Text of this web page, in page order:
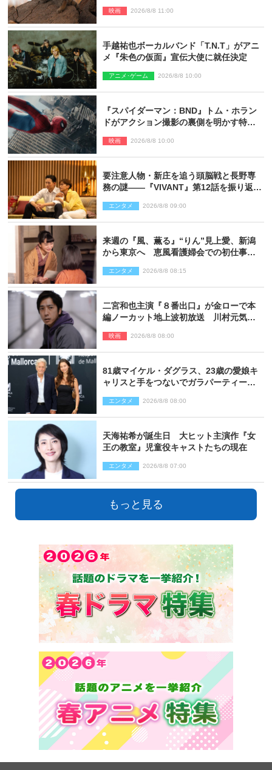
映画 2026/8/8 11:00
手越祐也ボーカルバンド「T.N.T」がアニ
メ『朱色の仮面』宣伝大使に就任決定
アニメ･ゲーム 2026/8/8 10:00
『スパイダーマン：BND』トム・ホラン
ドがアクション撮影の裏側を明かす特別
映画 2026/8/8 10:00
要注意人物・新庄を追う頭脳戦と長野専
務の謎――『VIVANT』第12話を振り返
エンタメ 2026/8/8 09:00
来週の『風、薫る』“りん”見上愛、新潟
から東京へ 恵風看護婦会での初仕事に
エンタメ 2026/8/8 08:15
二宮和也主演『８番出口』が金ローで本
編ノーカット地上波初放送 川村元気監
映画 2026/8/8 08:00
81歳マイケル・ダグラス、23歳の愛娘キ
ャリスと手をつないでガラパーティーに
エンタメ 2026/8/8 08:00
天海祐希が誕生日 大ヒット主演作『女
王の教室』児童役キャストたちの現在
エンタメ 2026/8/8 07:00
もっと見る